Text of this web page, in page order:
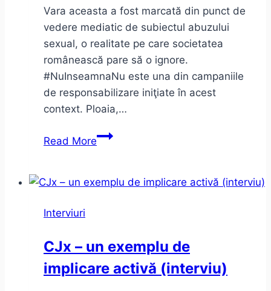
Vara aceasta a fost marcată din punct de
vedere mediatic de subiectul abuzului
sexual, o realitate pe care societatea
românească pare să o ignore.
#NuInseamnaNu este una din campaniile
de responsabilizare iniţiate în acest
context. Ploaia,…
Read MoreInterviu
despre
Interviuri
CJx – un exemplu de
implicare activă (interviu)